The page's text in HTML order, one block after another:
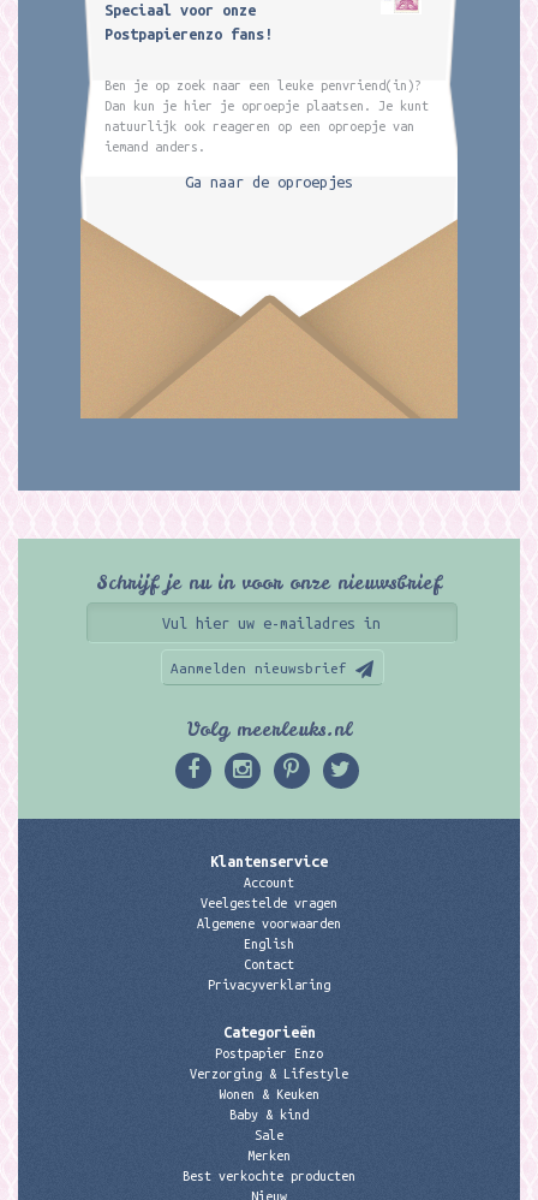
Speciaal voor onze
Postpapierenzo fans!
Ben je op zoek naar een leuke penvriend(in)?
Dan kun je hier je oproepje plaatsen. Je kunt
natuurlijk ook reageren op een oproepje van
iemand anders.
Ga naar de oproepjes
Schrijf je nu in voor onze nieuwsbrief
Aanmelden nieuwsbrief
Volg meerleuks.nl
Klantenservice
Account
Veelgestelde vragen
Algemene voorwaarden
English
Contact
Privacyverklaring
Categorieën
Postpapier Enzo
Verzorging & Lifestyle
Wonen & Keuken
Baby & kind
Sale
Merken
Best verkochte producten
Nieuw